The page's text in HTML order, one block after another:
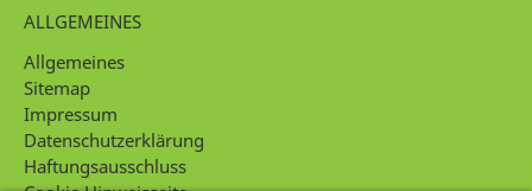
ALLGEMEINES
Allgemeines
Sitemap
Impressum
Datenschutzerklärung
Haftungsausschluss